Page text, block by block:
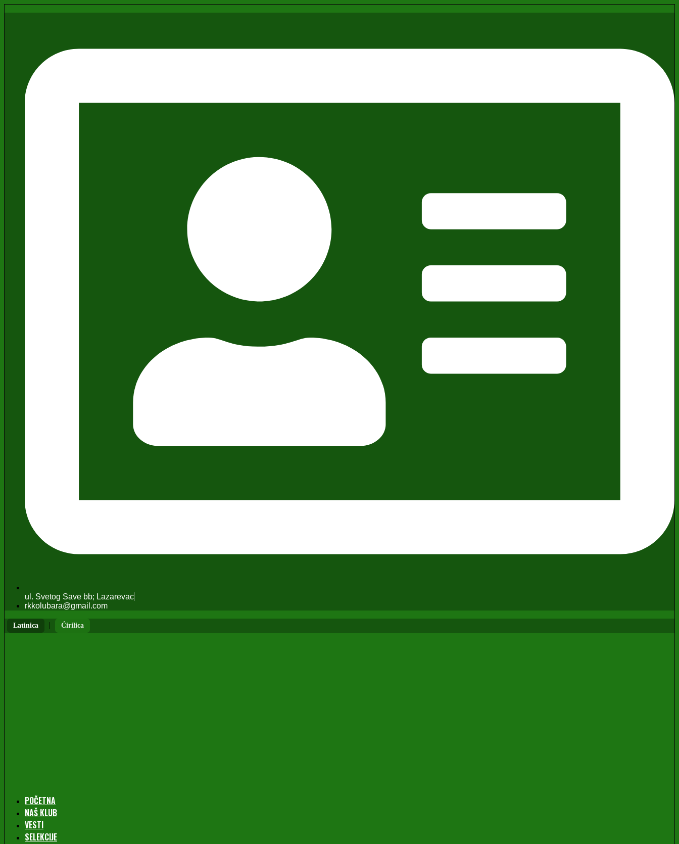
ul. Svetog Save bb; Lazarevac
rkkolubara@gmail.com
Latinica | Ćirilica
POČETNA
NAŠ KLUB
VESTI
SELEKCIJE